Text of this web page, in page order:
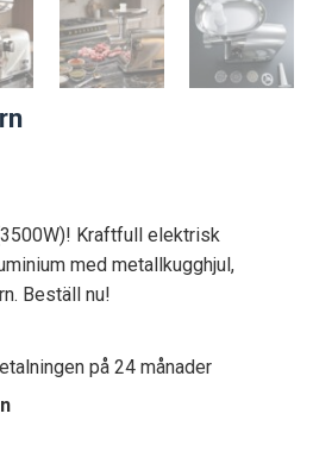
kr.
Kraftfull elektrisk
med metallkugghjul,
Beställ nu!
på 24 månader